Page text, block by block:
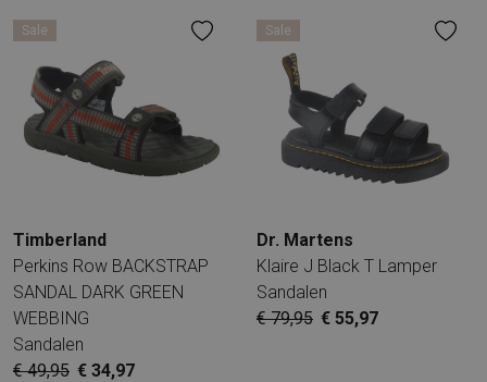
Sale
Timberland
Perkins Row BACKSTRAP
SANDAL DARK GREEN
WEBBING
Sandalen
€ 49,95 € 34,97
Sale
Dr. Martens
Klaire J Black T Lamper
Sandalen
€ 79,95 € 55,97